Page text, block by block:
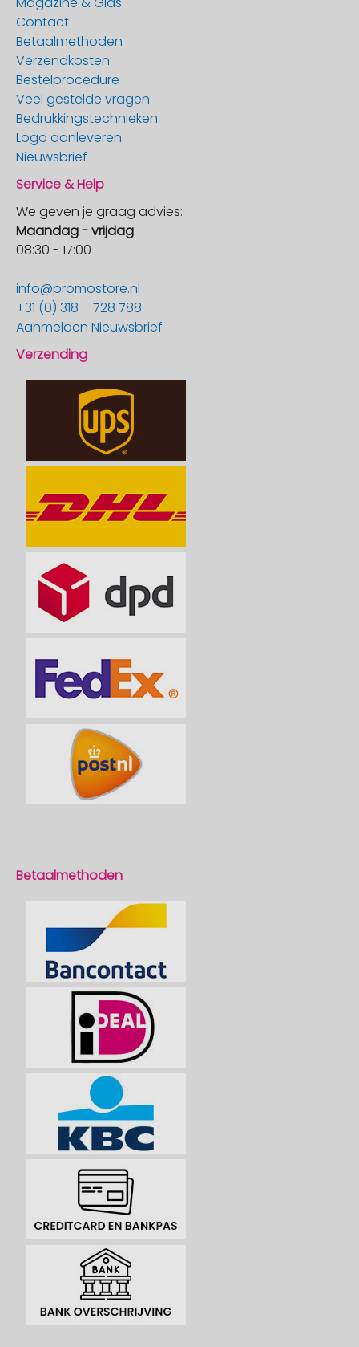
Contact
Betaalmethoden
Verzendkosten
Bestelprocedure
Veel gestelde vragen
Bedrukkingstechnieken
Logo aanleveren
Nieuwsbrief
Service & Help
We geven je graag advies:
Maandag - vrijdag
08:30 - 17:00
info@promostore.nl
+31 (0) 318 – 728 788
Aanmelden Nieuwsbrief
Verzending
Betaalmethoden